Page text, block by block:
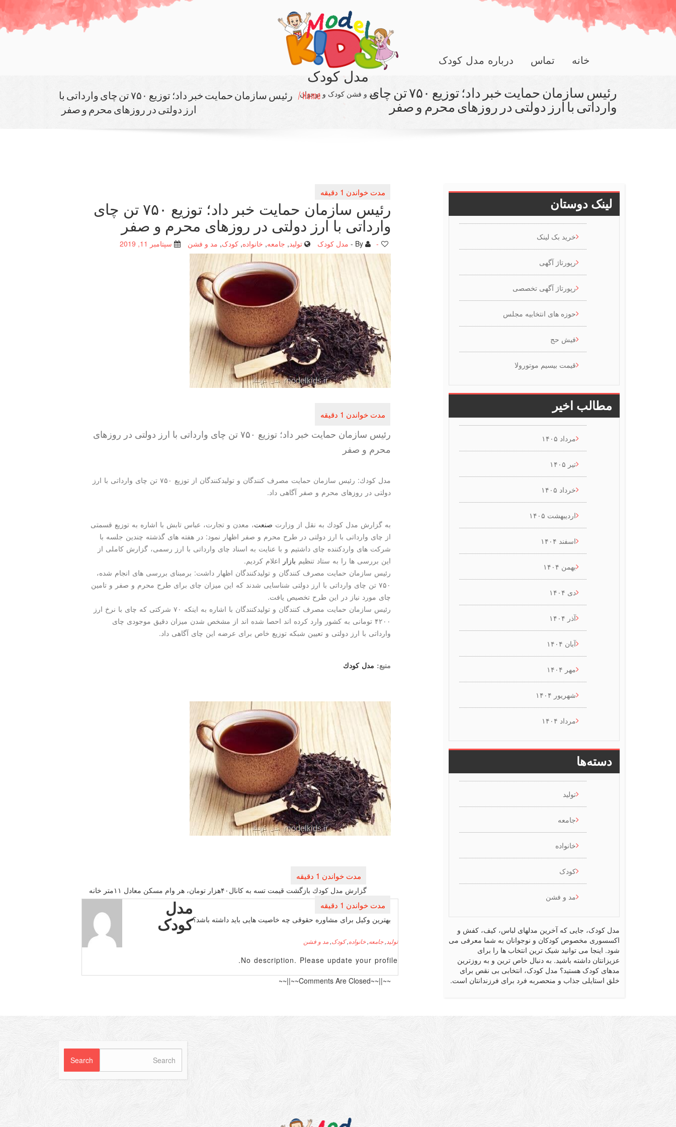
مدل کودک
مد و فشن کودک و نوجوان
خانه تماس درباره مدل کودک
Home /
رئیس سازمان حمایت خبر داد؛ توزیع ۷۵۰ تن چای وارداتی با
ارز دولتی در روزهای محرم و صفر
رئیس سازمان حمایت خبر داد؛ توزیع ۷۵۰ تن چای
وارداتی با ارز دولتی در روزهای محرم و صفر
رئیس سازمان حمایت خبر داد؛ توزیع ۷۵۰ تن چای
وارداتی با ارز دولتی در روزهای محرم و صفر
مدل کودک تولید, جامعه, خانواده, کودک, مد و فشن سپتامبر 11, 2019 -
رئیس سازمان حمایت خبر داد؛ توزیع ۷۵۰ تن چای وارداتی با ارز دولتی در روزهای
محرم و صفر
مدل كودك: رئیس سازمان حمایت مصرف كنندگان و تولیدكنندگان از توزیع ۷۵۰ تن چای وارداتی با ارز
دولتی در روزهای محرم و صفر آگاهی داد.
به گزارش مدل كودك به نقل از وزارت صنعت، معدن و تجارت، عباس تابش با اشاره به توزیع قسمتی
از چای وارداتی با ارز دولتی در طرح محرم و صفر اظهار نمود: در هفته های گذشته چندین جلسه با
شركت های واردكننده چای داشتیم و با عنایت به اسناد چای وارداتی با ارز رسمی، گزارش كاملی از
این بررسی ها را به ستاد تنظیم بازار اعلام كردیم.
رئیس سازمان حمایت مصرف كنندگان و تولیدكنندگان اظهار داشت: برمبنای بررسی های انجام شده،
۷۵۰ تن چای وارداتی با ارز دولتی شناسایی شدند كه این میزان چای برای طرح محرم و صفر و تامین
چای مورد نیاز در این طرح تخصیص یافت.
رئیس سازمان حمایت مصرف كنندگان و تولیدكنندگان با اشاره به اینكه ۷۰ شركتی كه چای با نرخ ارز
۴۲۰۰ تومانی به كشور وارد كرده اند احصا شده اند از مشخص شدن میزان دقیق موجودی چای
وارداتی با ارز دولتی و تعیین شبكه توزیع خاص برای عرضه این چای آگاهی داد.
منبع: مدل كودك
راهبری
نوشتهگزارش مدل كودك بازگشت قیمت تسه به كانال۴۰هزار تومان، هر وام مسكن معادل ۱۱متر خانه
بهترین وكیل برای مشاوره حقوقی چه خاصیت هایی باید داشته باشد؟
مدل
کودک
تولید ,جامعه,خانواده,کودک, مد و فشن
No description. Please update your profile.
~~||~~Comments Are Closed~~||~~
لینک دوستان
خرید بک لینک
رپورتاژ آگهی
رپورتاژ آگهی تخصصی
حوزه های انتخابیه مجلس
فیش حج
قیمت بیسیم موتورولا
مطالب اخیر
مرداد ۱۴۰۵
تیر ۱۴۰۵
خرداد ۱۴۰۵
اردیبهشت ۱۴۰۵
اسفند ۱۴۰۴
بهمن ۱۴۰۴
دی ۱۴۰۴
آذر ۱۴۰۴
آبان ۱۴۰۴
مهر ۱۴۰۴
شهریور ۱۴۰۴
مرداد ۱۴۰۴
دسته‌ها
تولید
جامعه
خانواده
کودک
مد و فشن
مدل کودک، جایی که آخرین مدلهای لباس، کیف، کفش و
اکسسوری مخصوص کودکان و نوجوانان به شما معرفی می
شود. اینجا می توانید شیک ترین انتخاب ها را برای
عزیزانتان داشته باشید. به دنبال خاص ترین و به روزترین
مدهای کودک هستید؟ مدل کودک، انتخابی بی نقص برای
خلق استایلی جذاب و منحصربه فرد برای فرزندانتان است.